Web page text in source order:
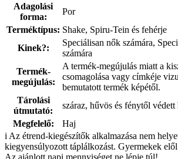
Adagolási
forma:
Por
Terméktípus: Shake, Spiru-Tein és fehérje
Kinek?:
Speciálisan nők számára,
számára
Termék-
megújulás:
A termék-megújulás miatt a
csomagolása vagy címkéje
bemutatott termék képétől.
Tárolási
útmutató:
száraz, hűvös és fénytől
Megfelelő:
Haj
i Az étrend-kiegészítők alkalmazása nem
kiegyensúlyozott táplálkozást. Gyermekek
Az ajánlott napi mennyiséget ne lépje túl!